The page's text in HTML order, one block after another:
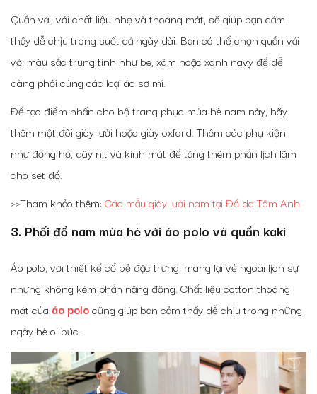
Quần vải, với chất liệu nhẹ và thoáng mát, sẽ giúp bạn cảm
thấy dễ chịu trong suốt cả ngày dài. Bạn có thể chọn quần vải
với màu sắc trung tính như be, xám hoặc xanh navy để dễ
dàng phối cùng các loại áo sơ mi.
Để tạo điểm nhấn cho bộ trang phục mùa hè nam này, hãy
thêm một đôi giày lười hoặc giày oxford. Thêm các phụ kiện
như đồng hồ, dây nịt và kính mát để tăng thêm phần lịch lãm
cho set đồ.
>>Tham khảo thêm: Các mẫu giày lười nam tại Đồ da Tâm Anh
3. Phối đồ nam mùa hè với áo polo và quần kaki
Áo polo, với thiết kế cổ bẻ đặc trưng, mang lại vẻ ngoài lịch sự
nhưng không kém phần năng động. Chất liệu cotton thoáng
mát của áo polocũng giúp bạn cảm thấy dễ chịu trong những
ngày hè oi bức.